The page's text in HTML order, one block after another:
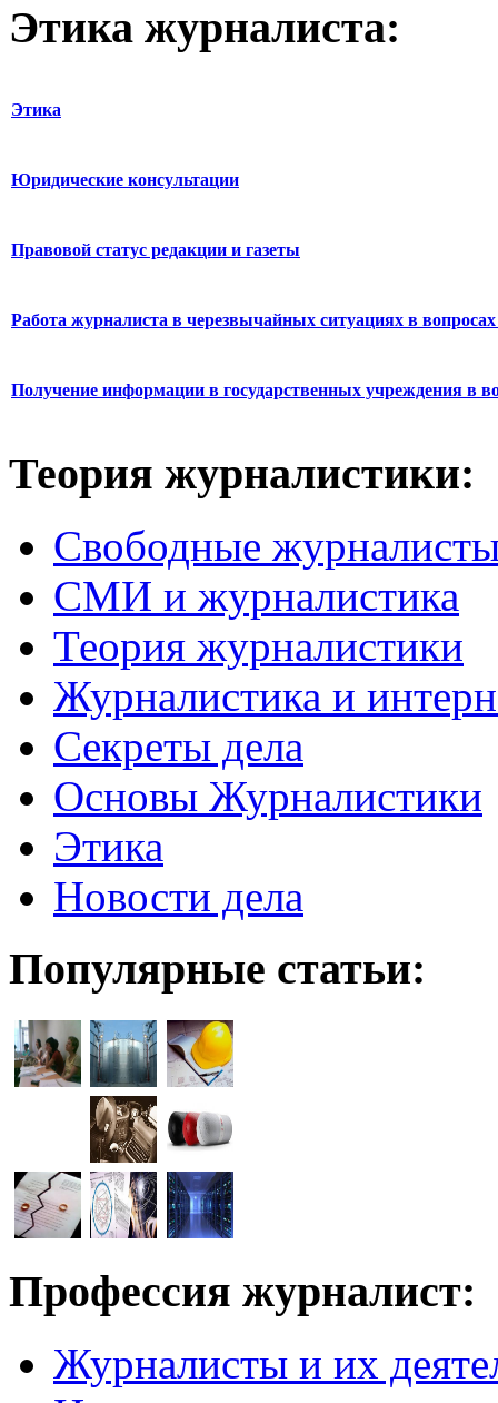
Этика журналиста:
Этика
Юридические консультации
Правовой статус редакции и газеты
Работа журналиста в черезвычайных ситуациях в вопросах
Получение информации в государственных учреждения в
Теория журналистики:
Свободные
СМИ и журналистика
Теория журналистики
Журналистика и
Секреты дела
Основы Журналистики
Этика
Новости дела
Популярные статьи:
Профессия журналист:
Журналисты и их